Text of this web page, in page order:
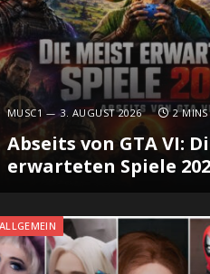
MUSC1 3. AUGUST 2026 2 MINS
Abseits von GTA VI:
erwarteten Spiele
ALLGEMEIN